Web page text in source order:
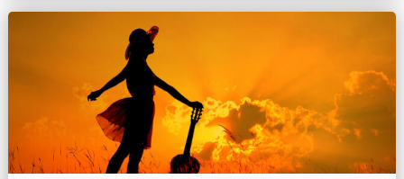
христианском благочестии. Старший из братьев — Борис
получил хорошее образов...